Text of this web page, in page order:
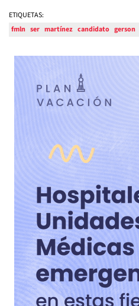
ETIQUETAS:
fmln ser martínez candidato gerson